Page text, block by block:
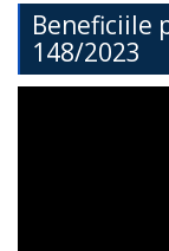
Beneficiile
148/2023